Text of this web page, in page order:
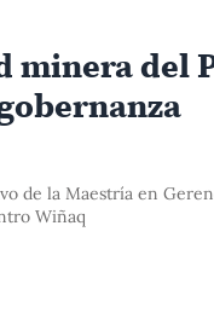
minera del
de la Maestría en
Wiñaq